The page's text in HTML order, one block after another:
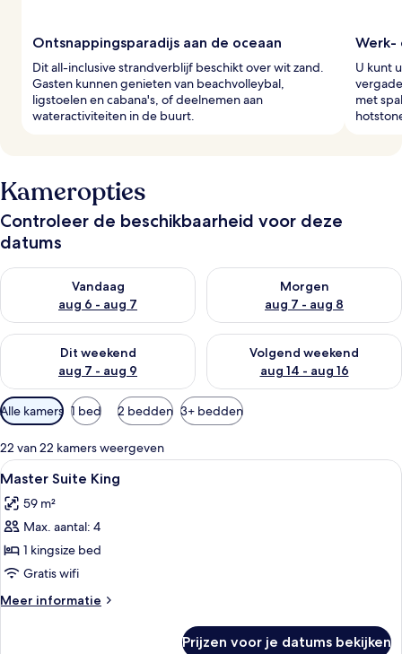
Ontsnappingsparadijs aan de oceaan
Dit all-inclusive strandverblijf beschikt over wit zand.
Gasten kunnen genieten van beachvolleybal,
ligstoelen en cabana's, of deelnemen aan
wateractiviteiten in de buurt.
Werk-
U kunt
met
Kameropties
Controleer de beschikbaarheid voor deze
datums
Vandaag
aug 6 - aug 7
De beschikbaarheid controleren voor vanavond aug 6 - aug 7
Morgen
aug 7 - aug 8
De beschikbaarheid
Dit weekend
aug 7 - aug 9
De beschikbaarheid controleren voor dit weekend aug 7 -
Volgend weekend
aug 14 - aug 16
De beschikbaarheid
Beschikbare
filters
voor
kamers
Alle kamers 1 bed 2 bedden 3+ bedden
22 van 22 kamers weergeven
Alle
foto's
voor
Master
Suite
King
laden
Een moderne hotelkamer met een
4
Master Suite King
59 m²
Max. aantal: 4
1 kingsize bed
Gratis wifi
Meer informatie
Meer
Prijzen voor je datums bekijken